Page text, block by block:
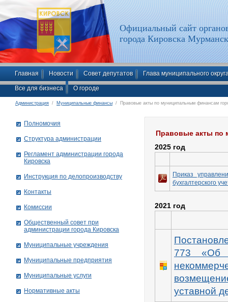
Официальный сайт
города Кировска
Главная Новости Совет депутатов Глава муниципального
Все для бизнеса О городе
Администрация / Муниципальные финансы / Правовые акты по муниципальным финансам
Правовые акты по
2025 год
Приказ
бухгалтерского
2021 год
773 «Об
уставной
Полномочия
Структура администрации
Рег­ла­мент ад­ми­нист­ра­ции го­ро­да
Ки­ров­ска
Инструкция по делопроизводству
Контакты
Комиссии
Общественный совет при
администрации города Кировска
Муниципальные учреждения
Муниципальные предприятия
Муниципальные услуги
Нормативные акты